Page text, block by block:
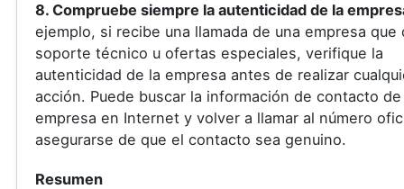
8. Compruebe siempre la autenticidad de la
ejemplo, si recibe una llamada de una empresa que
soporte técnico u ofertas especiales, verifique la
autenticidad de la empresa antes de realizar
acción. Puede buscar la información de contacto de
empresa en Internet y volver a llamar al número
asegurarse de que el contacto sea genuino.
Resumen